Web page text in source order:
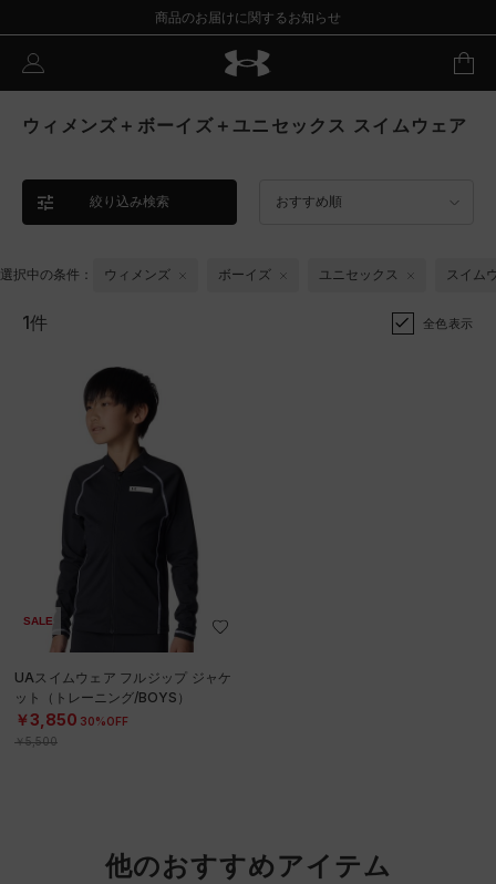
商品のお届けに関するお知らせ
ウィメンズ＋ボーイズ＋ユニセックス スイムウェア
絞り込み検索 おすすめ順
選択中の条件： ウィメンズ ボーイズ ユニセックス スイム
1件 全色表示
SALE
UAスイムウェア フルジップ ジャケ
ット（トレーニング/BOYS）
￥3,850 30%OFF
￥5,500
他のおすすめアイテム